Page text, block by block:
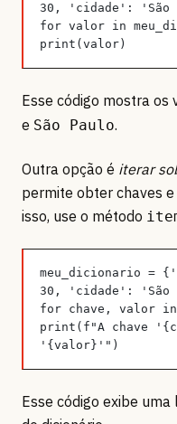
30, 'cidade': 'São
for valor in
print(valor)
Esse código mostra os
e São Paulo.
Outra opção é iterar
permite obter chaves
isso, use o método
meu_dicionario =
30, 'cidade': 'São
for chave, valor in
print(f"A chave
'{valor}'")
Esse código exibe